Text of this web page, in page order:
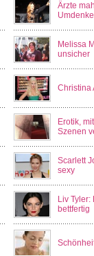
Ärzte
Melissa
unsicher
Christina
Erotik,
Szenen
Scarlett
sexy
Liv
bettfertig